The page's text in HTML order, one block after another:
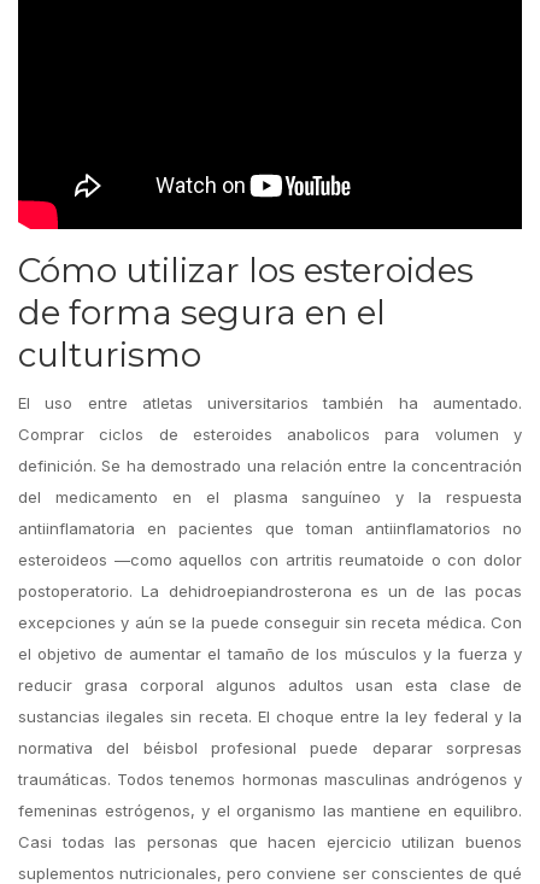
Cómo utilizar los esteroides
de forma segura en el
culturismo
El uso entre atletas universitarios también ha aumentado.
Comprar ciclos de esteroides anabolicos para volumen y
definición. Se ha demostrado una relación entre la concentración
del medicamento en el plasma sanguíneo y la respuesta
antiinflamatoria en pacientes que toman antiinflamatorios no
esteroideos —como aquellos con artritis reumatoide o con dolor
postoperatorio. La dehidroepiandrosterona es un de las pocas
excepciones y aún se la puede conseguir sin receta médica. Con
el objetivo de aumentar el tamaño de los músculos y la fuerza y
reducir grasa corporal algunos adultos usan esta clase de
sustancias ilegales sin receta. El choque entre la ley federal y la
normativa del béisbol profesional puede deparar sorpresas
traumáticas. Todos tenemos hormonas masculinas andrógenos y
femeninas estrógenos, y el organismo las mantiene en equilibro.
Casi todas las personas que hacen ejercicio utilizan buenos
suplementos nutricionales, pero conviene ser conscientes de qué